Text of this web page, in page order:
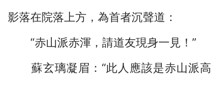
影落在院落上方，為首者沉聲道：
“赤山派赤渾，請道友現身一見！”
蘇玄璃凝眉：“此人應該是赤山派高